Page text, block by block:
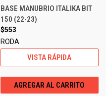
BASE MANUBRIO ITALIKA BIT
150 (22-23)
$553
RODA
VISTA RÁPIDA
AGREGAR AL CARRITO